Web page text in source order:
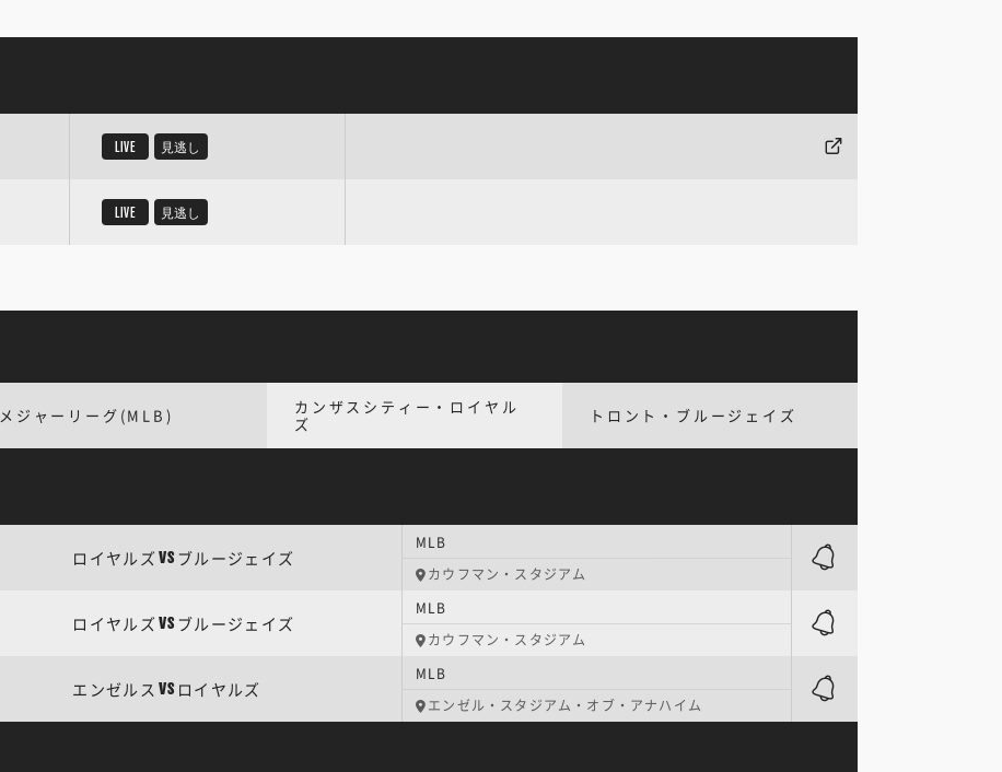
LIVE 見逃し
LIVE 見逃し
メジャーリーグ(MLB)
カンザスシティー・ロイヤル
ズ
トロント・ブルージェイズ
ロイヤルズ VS ブルージェイズ
MLB
カウフマン・スタジアム
ロイヤルズ VS ブルージェイズ
MLB
カウフマン・スタジアム
エンゼルス VS ロイヤルズ
MLB
エンゼル・スタジアム・オブ・アナハイム